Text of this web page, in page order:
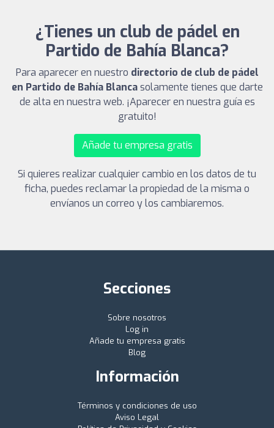
¿Tienes un club de pádel en
Partido de Bahía Blanca?
Para aparecer en nuestro directorio de club de pádel
en Partido de Bahía Blancasolamente tienes que darte
de alta en nuestra web. ¡Aparecer en nuestra guía es
gratuito!
Añade tu empresa gratis
Si quieres realizar cualquier cambio en los datos de tu
ficha, puedes reclamar la propiedad de la misma o
envíanos un correo y los cambiaremos.
Secciones
Sobre nosotros
Log in
Añade tu empresa gratis
Blog
Información
Términos y condiciones de uso
Aviso Legal